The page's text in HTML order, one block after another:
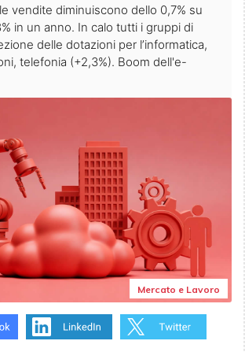
vendite diminuiscono dello 0,7% su
in un anno. In calo tutti i gruppi di
delle dotazioni per l’informatica,
telefonia (+2,3%). Boom dell'e-
Mercato e Lavoro